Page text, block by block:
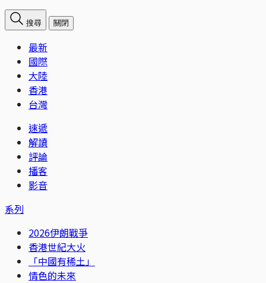
搜尋 關閉
最新
國際
大陸
香港
台灣
速遞
解讀
評論
播客
影音
系列
2026伊朗戰爭
香港世紀大火
「中國有稀土」
情色的未來